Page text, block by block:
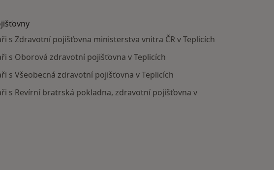
s Zdravotní pojišťovna ministerstva vnitra ČR v Teplicích
s Oborová zdravotní pojišťovna v Teplicích
s Všeobecná zdravotní pojišťovna v Teplicích
s Revírní bratrská pokladna, zdravotní pojišťovna v